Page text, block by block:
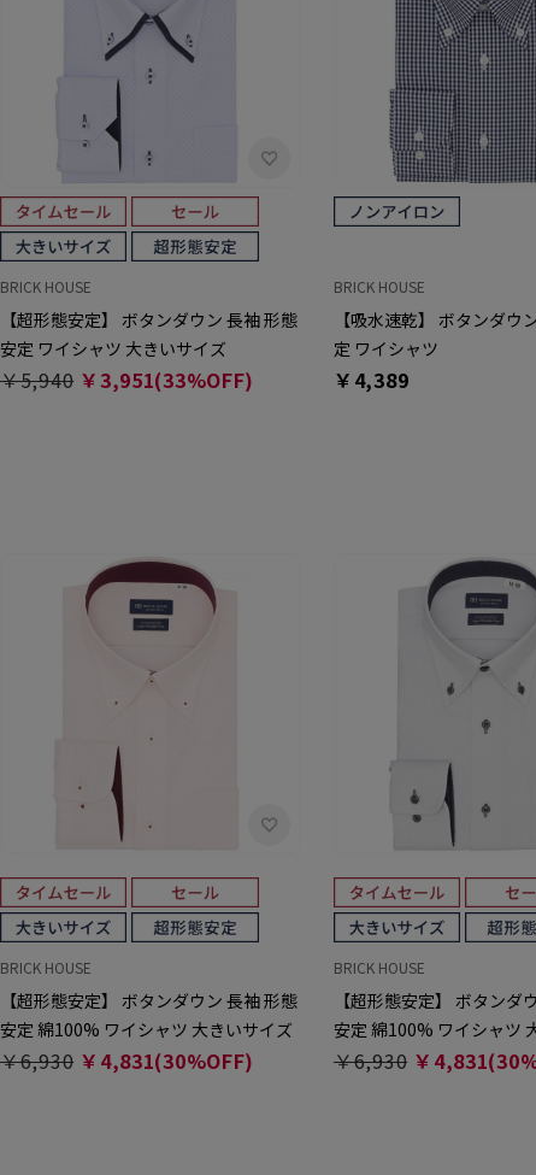
BRICK HOUSE
【超形態安定】 ボタンダウン 長袖 形態
安定 ワイシャツ 大きいサイズ
￥5,940 ￥3,951(33%OFF)
BRICK HOUSE
【吸水速乾】 ボタンダウ
定 ワイシャツ
￥4,389
BRICK HOUSE
【超形態安定】 ボタンダウン 長袖 形態
安定 綿100% ワイシャツ 大きいサイズ
￥6,930 ￥4,831(30%OFF)
BRICK HOUSE
【超形態安定】 ボタンダ
安定 綿100% ワイシャツ
￥6,930 ￥